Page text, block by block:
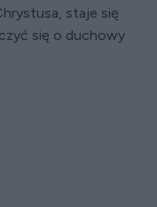
staje się
się o duchowy